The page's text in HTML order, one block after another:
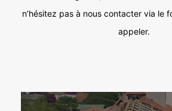
n’hésitez pas à nous contacter via le
appeler.